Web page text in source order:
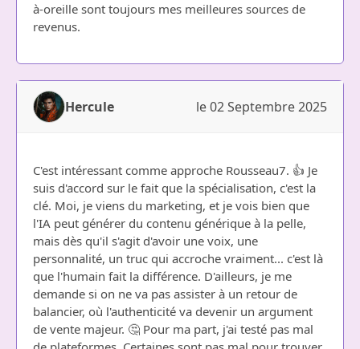
à-oreille sont toujours mes meilleures sources de
revenus.
Hercule le 02 Septembre 2025
C'est intéressant comme approche Rousseau7. 👍 Je
suis d'accord sur le fait que la spécialisation, c'est la
clé. Moi, je viens du marketing, et je vois bien que
l'IA peut générer du contenu générique à la pelle,
mais dès qu'il s'agit d'avoir une voix, une
personnalité, un truc qui accroche vraiment... c'est là
que l'humain fait la différence. D'ailleurs, je me
demande si on ne va pas assister à un retour de
balancier, où l'authenticité va devenir un argument
de vente majeur. 🤔 Pour ma part, j'ai testé pas mal